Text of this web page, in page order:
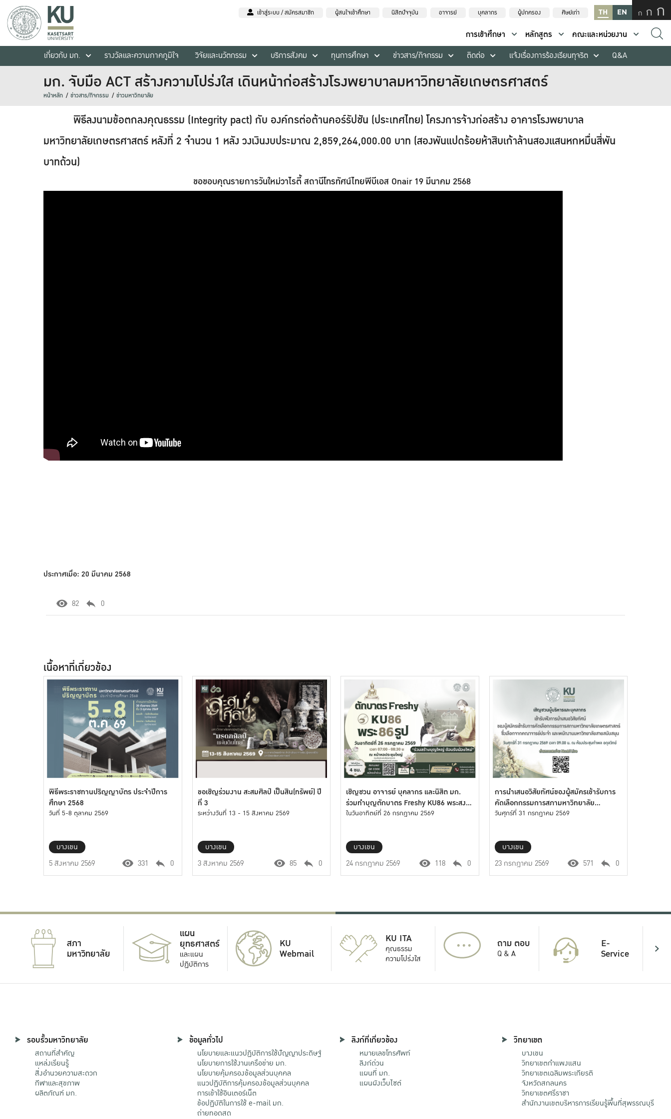
เข้าสู่ระบบ / สมัครสมาชิก ผู้สนใจเข้าศึกษา นิสิตปัจจุบัน อาจารย์ บุคลากร ผู้ปกครอง ศิษย์เก่า TH EN ก ก ก
การเข้าศึกษา หลักสูตร
คณะและหน่วยงาน
เกี่ยวกับ มก.
รางวัลและความภาคภูมิใจ วิจัยและนวัตกรรม บริการสังคม ทุนการศึกษา ข่าวสาร/กิจกรรม ติดต่อ แจ้งเรื่องการร้องเรียนทุจริต Q&A
มก. จับมือ ACT สร้างความโปร่งใส เดินหน้าก่อสร้างโรงพยาบาลมหาวิทยาลัยเกษตรศาสตร์
หน้าหลัก ข่าวสาร/กิจกรรม ข่าวมหาวิทยาลัย
พิธีลงนามข้อตกลงคุณธรรม (Integrity pact) กับ องค์กรต่อต้านคอร์รัปชัน (ประเทศไทย) โครงการจ้างก่อสร้าง อาคารโรงพยาบาล
มหาวิทยาลัยเกษตรศาสตร์ หลังที่ 2 จำนวน 1 หลัง วงเงินงบประมาณ 2,859,264,000.00 บาท (สองพันแปดร้อยห้าสิบเก้าล้านสองแสนหกหมื่นสี่พัน
บาทถ้วน)
ขอขอบคุณรายการวันใหม่วาไรตี้ สถานีโทรทัศน์ไทยพีบีเอส Onair 19 มีนาคม 2568
ประกาศเมื่อ: 20 มีนาคม 2568
82 0
เนื้อหาที่เกี่ยวข้อง
พิธีพระราชทานปริญญาบัตร ประจำปีการ
ศึกษา 2568
วันที่ 5-8 ตุลาคม 2569
บางเขน
5 สิงหาคม 2569
331 0
ขอเชิญร่วมงาน สะสมศิลป์ เป็นสิน(ทรัพย์) ปี
ที่ 3
ระหว่างวันที่ 13 - 15 สิงหาคม 2569
บางเขน
3 สิงหาคม 2569
85 0
เชิญชวน อาจารย์ บุคลากร และนิสิต มก.
ร่วมทำบุญตักบาตร Freshy KU86 พระสงฆ์
86 รูป
ในวันอาทิตย์ที่ 26 กรกฎาคม 2569
บางเขน
24 กรกฎาคม 2569
118 0
การนำเสนอวิสัยทัศน์ของผู้สมัครเข้ารับการ
คัดเลือกกรรมการสภามหาวิทยาลัย
เกษตรศาสตร์
วันศุกร์ที่ 31 กรกฎาคม 2569
บางเขน
23 กรกฎาคม 2569
571 0
สภา
มหาวิทยาลัย
แผน
ยุทธศาสตร์
และแผน
ปฏิบัติการ
KU
Webmail
KU ITA
คุณธรรม
ความโปร่งใส
... ถาม ตอบ
Q & A
E-
Service
รอบรั้วมหาวิทยาลัย
สถานที่สำคัญ
แหล่งเรียนรู้
สิ่งอำนวยความสะดวก
กีฬาและสุขภาพ
ผลิตภัณฑ์ มก.
ข้อมูลทั่วไป
นโยบายและแนวปฏิบัติการใช้ปัญญาประดิษฐ์
นโยบายการใช้งานเครือข่าย มก.
นโยบายคุ้มครองข้อมูลส่วนบุคคล
แนวปฏิบัติการคุ้มครองข้อมูลส่วนบุคคล
การเข้าใช้อินเตอร์เน็ต
ข้อปฏิบัติในการใช้ e-mail มก.
ถ่ายทอดสด
ลิงก์ที่เกี่ยวข้อง
หมายเลขโทรศัพท์
ลิงก์ด่วน
แผนที่ มก.
แผนผังเว็บไซต์
วิทยาเขต
บางเขน
วิทยาเขตกําแพงแสน
วิทยาเขตเฉลิมพระเกียรติ
จังหวัดสกลนคร
วิทยาเขตศรีราชา
สำนักงานเขตบริหารการเรียนรู้พื้นที่สุพรรณบุรี